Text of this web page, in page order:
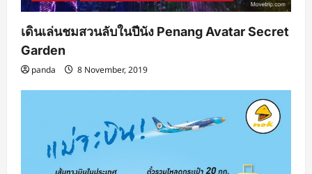
เดินเล่นชมสวนลับในปีนัง Penang Avatar Secret
Garden
panda 8 November, 2019